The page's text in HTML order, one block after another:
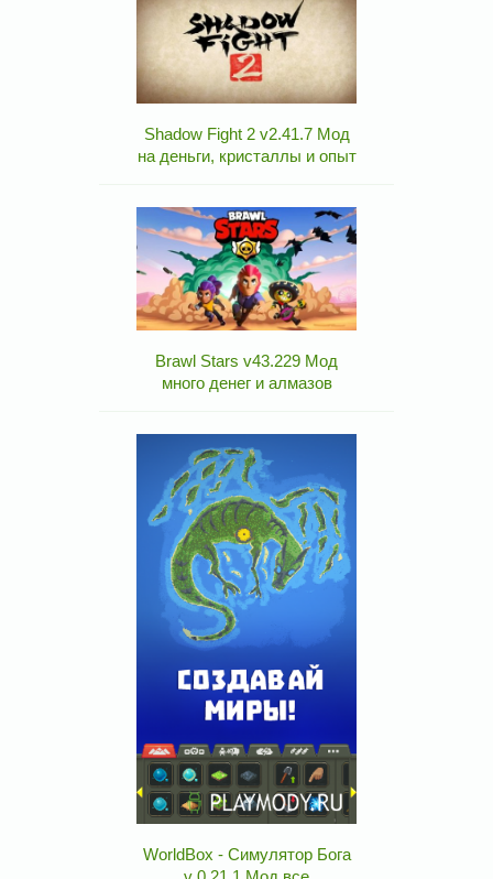
Shadow Fight 2 v2.41.7 Мод
на деньги, кристаллы и опыт
Brawl Stars v43.229 Мод
много денег и алмазов
WorldBox - Симулятор Бога